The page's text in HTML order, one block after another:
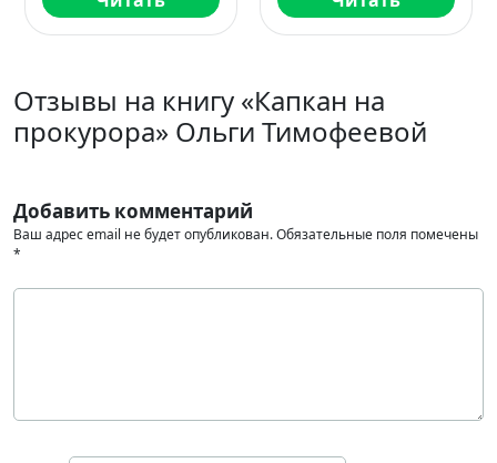
Отзывы на книгу «Капкан на
прокурора» Ольги Тимофеевой
Добавить комментарий
Ваш адрес email не будет опубликован.Обязательные поля помечены
*